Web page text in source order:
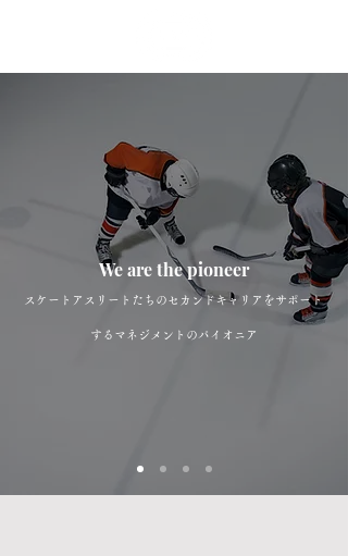
We are the pioneer
スケートアスリートたちのセカンドキャリアをサポート
するマネジメントのパイオニア